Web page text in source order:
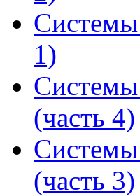
Системы
1)
(часть 4)
(часть 3)